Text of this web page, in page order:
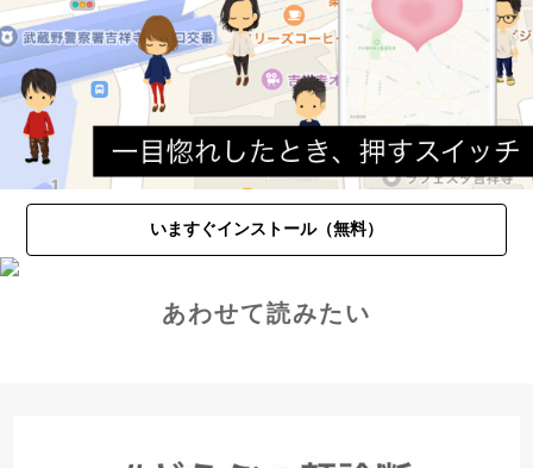
いますぐインストール（無料）
あわせて読みたい